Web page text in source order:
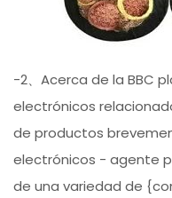
-2、Acerca de la BBC
electrónicos
de productos
electrónicos - agente
de una variedad de